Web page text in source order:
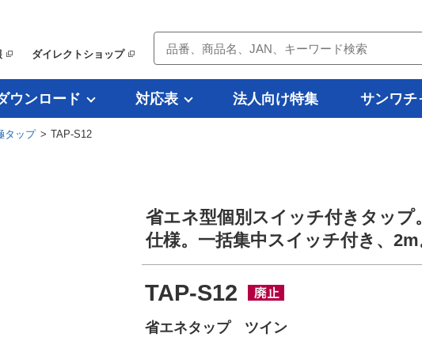
ダイレクトショップ
ウンロード 対応表 法人向け特集 サンワチ
タップ> TAP-S12
省エネ型個別スイッチ付きタップ
仕様。一括集中スイッチ付き、2m
TAP-S12
省エネタップ ツイン